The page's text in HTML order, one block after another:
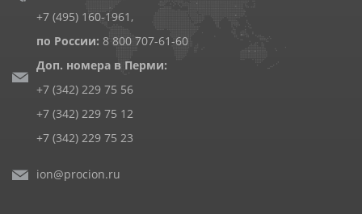
+7 (495) 160-1961 ,
по России: 8 800 707-61-60
Доп. номера в Перми:
+7 (342) 229 75 56
+7 (342) 229 75 12
+7 (342) 229 75 23
ion@procion.ru